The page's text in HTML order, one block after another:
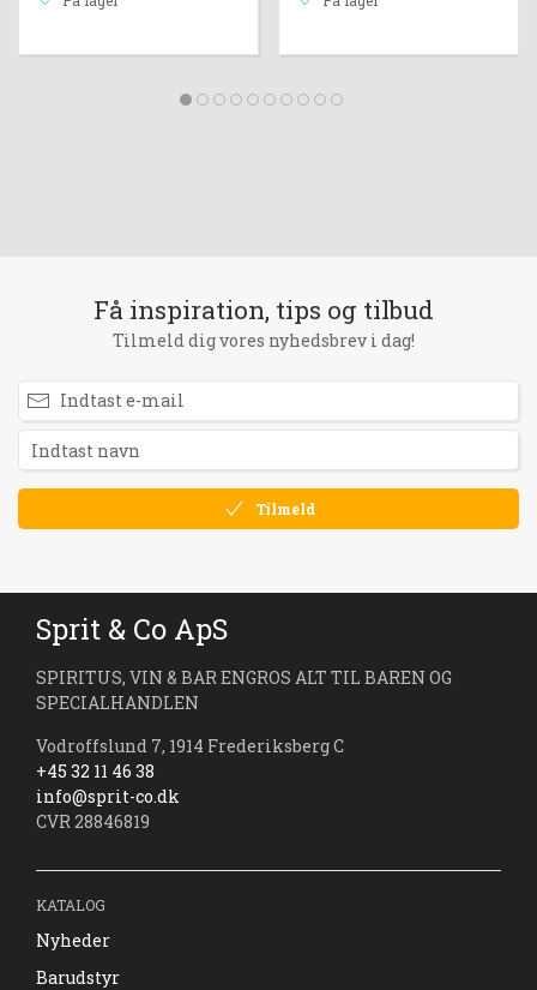
Få inspiration, tips og tilbud
Tilmeld dig vores nyhedsbrev i dag!
Tilmeld
Sprit & Co ApS
SPIRITUS, VIN & BAR ENGROS ALT TIL BAREN OG
SPECIALHANDLEN
Vodroffslund 7, 1914 Frederiksberg C
+45 32 11 46 38
info@sprit-co.dk
CVR 28846819
KATALOG
Nyheder
Barudstyr